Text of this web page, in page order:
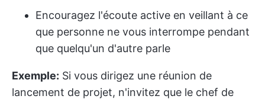
Encouragez l'écoute active en veillant à ce
que personne ne vous interrompe pendant
que quelqu'un d'autre parle
Exemple: Si vous dirigez une réunion de
lancement de projet, n'invitez que le chef de